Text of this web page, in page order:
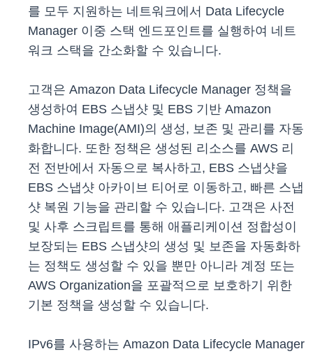
를 모두 지원하는 네트워크에서 Data Lifecycle
Manager 이중 스택 엔드포인트를 실행하여 네트
워크 스택을 간소화할 수 있습니다.
고객은 Amazon Data Lifecycle Manager 정책을
생성하여 EBS 스냅샷 및 EBS 기반 Amazon
Machine Image(AMI)의 생성, 보존 및 관리를 자동
화합니다. 또한 정책은 생성된 리소스를 AWS 리
전 전반에서 자동으로 복사하고, EBS 스냅샷을
EBS 스냅샷 아카이브 티어로 이동하고, 빠른 스냅
샷 복원 기능을 관리할 수 있습니다. 고객은 사전
및 사후 스크립트를 통해 애플리케이션 정합성이
보장되는 EBS 스냅샷의 생성 및 보존을 자동화하
는 정책도 생성할 수 있을 뿐만 아니라 계정 또는
AWS Organization을 포괄적으로 보호하기 위한
기본 정책을 생성할 수 있습니다.
IPv6를 사용하는 Amazon Data Lifecycle Manager